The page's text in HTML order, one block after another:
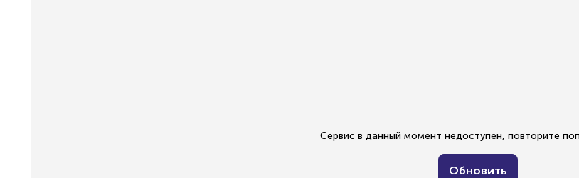
Сервис в данный момент недоступен, повторите
Обновить